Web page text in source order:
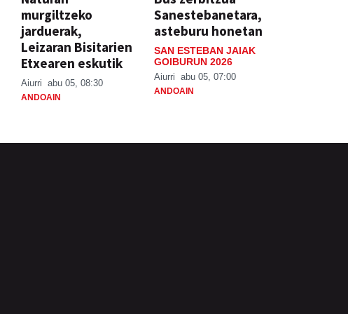
murgiltzeko
jarduerak,
Leizaran Bisitarien
Etxearen eskutik
Aiurri abu 05, 08:30
ANDOAIN
Sanestebanetara,
asteburu honetan
SAN ESTEBAN JAIAK
GOIBURUN 2026
Aiurri abu 05, 07:00
ANDOAIN